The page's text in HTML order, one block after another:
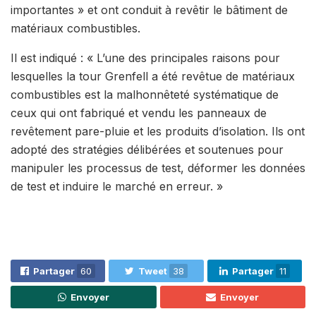
importantes » et ont conduit à revêtir le bâtiment de
matériaux combustibles.
Il est indiqué : « L’une des principales raisons pour
lesquelles la tour Grenfell a été revêtue de matériaux
combustibles est la malhonnêteté systématique de
ceux qui ont fabriqué et vendu les panneaux de
revêtement pare-pluie et les produits d’isolation. Ils ont
adopté des stratégies délibérées et soutenues pour
manipuler les processus de test, déformer les données
de test et induire le marché en erreur. »
Partager 60 Tweet 38 Partager 11
Envoyer Envoyer